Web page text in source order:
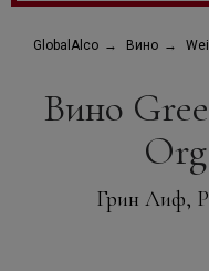
GlobalAlco Вино
Вино
Грин Лиф,